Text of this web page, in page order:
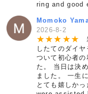
ring and good
Momoko
2026-8-2
★★★ ★★
したてのダイ
ついて初心者
た。 当日は決
ました。 一生
とても嬉しか